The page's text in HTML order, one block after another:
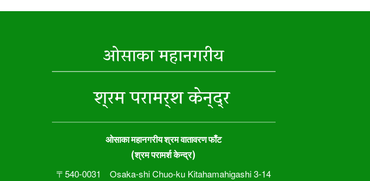
ओसाका महानगरीय श्रम वातावरण फाँट
(श्रम परामर्श केन्द्र)
〒540-0031 Osaka-shi Chuo-ku Kitahamahigashi 3-14